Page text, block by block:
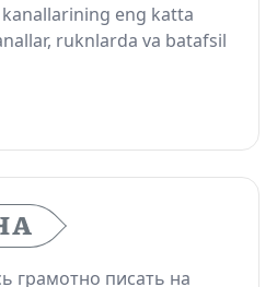
eng katta
ruknlarda va batafsil
грамотно писать на